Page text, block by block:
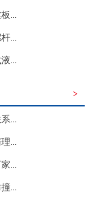
...
...
...
>
...
...
...
...